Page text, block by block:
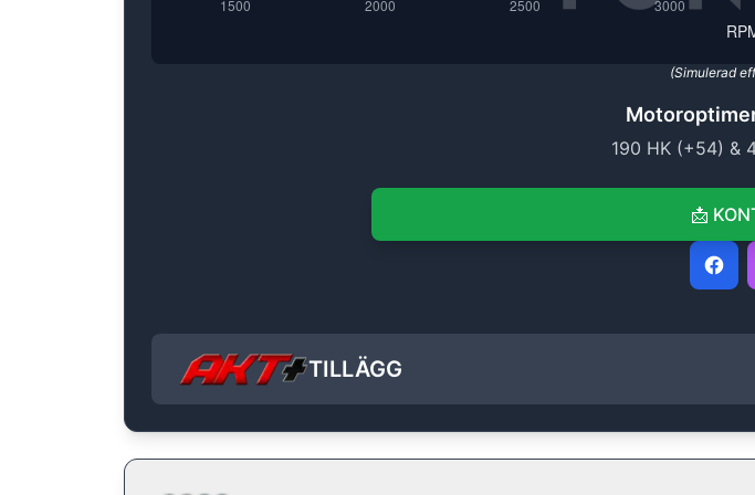
(Simulerad
190 HK (+54) &
📩
TILLÄGG